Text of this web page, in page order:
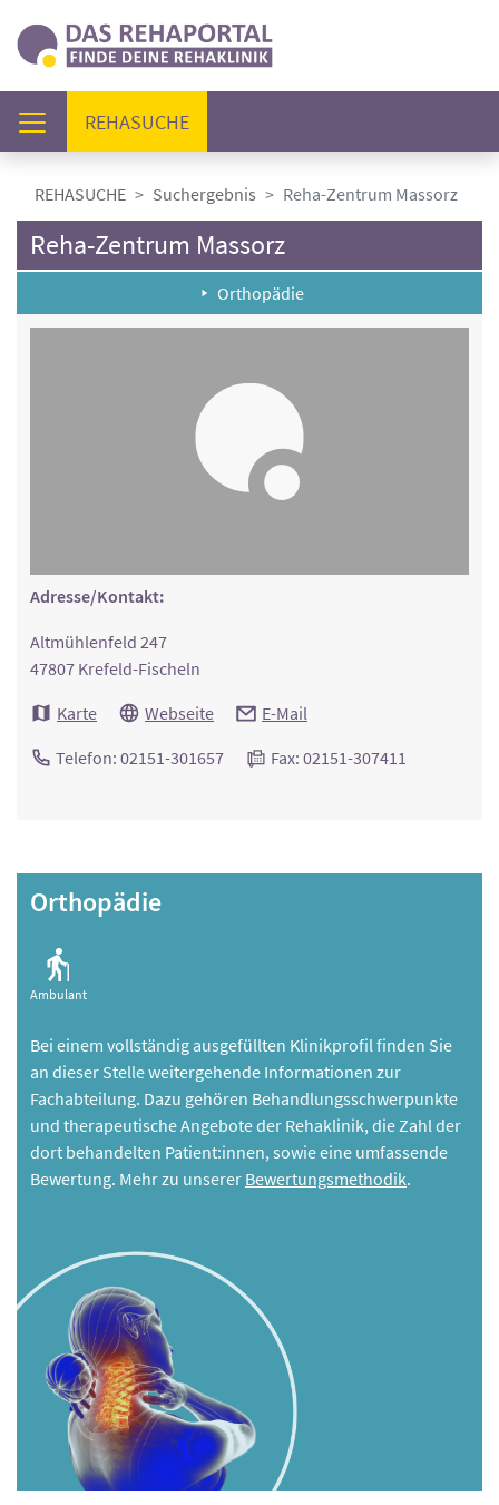
REHASUCHE(AKTUELL)
REHASUCHE Suchergebnis Reha-Zentrum Massorz
Reha-Zentrum Massorz
Orthopädie
Adresse/Kontakt:
Altmühlenfeld 247
47807 Krefeld-Fischeln
Karte
Webseite E-Mail
Telefon: 02151-301657 Fax: 02151-307411
Orthopädie
Ambulant
Bei einem vollständig ausgefüllten Klinikprofil finden Sie
an dieser Stelle weitergehende Informationen zur
Fachabteilung. Dazu gehören Behandlungsschwerpunkte
und therapeutische Angebote der Rehaklinik, die Zahl der
dort behandelten Patient:innen, sowie eine umfassende
Bewertung. Mehr zu unserer Bewertungsmethodik.